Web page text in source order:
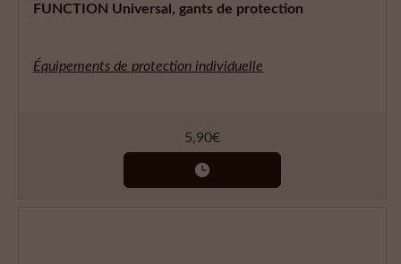
FUNCTION Universal, gants de protection
Équipements de protection individuelle
5,90€